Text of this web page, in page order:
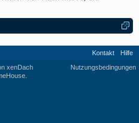
Kontakt
Hilfe
Nutzungsbedingungen
xenDach